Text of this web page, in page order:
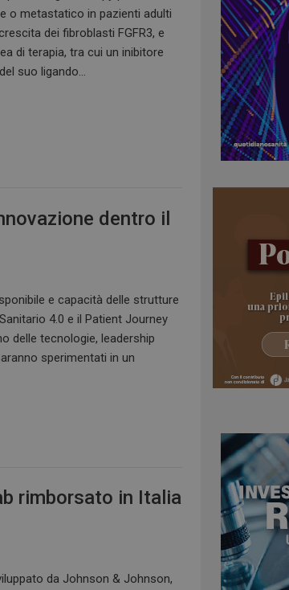
o metastatico in pazienti adulti
dei fibroblasti FGFR3, e
di terapia, tra cui un inibitore
suo ligando…
dentro il
e capacità delle strutture
4.0 e il Patient Journey
delle tecnologie, leadership
sperimentati in un
rimborsato in Italia
da Johnson & Johnson,